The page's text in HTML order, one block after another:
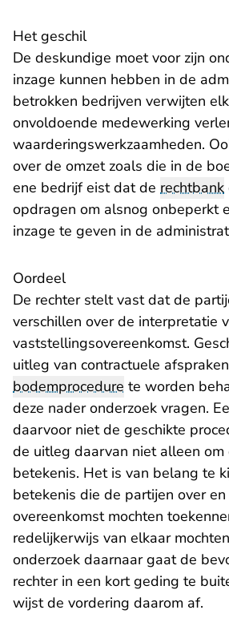
​Het geschil
De deskundige moet voor zijn
inzage kunnen hebben in de
betrokken bedrijven verwijten
onvoldoende medewerking
waarderingswerkzaamheden.
over de omzet zoals die in de
ene bedrijf eist dat de rechtbank
opdragen om alsnog onbeperkt
inzage te geven in de
Oordeel
De rechter stelt vast dat de
verschillen over de interpretatie
vaststellingsovereenkomst.
uitleg van contractuele
bodemprocedure te worden
deze nader onderzoek vragen.
daarvoor niet de geschikte
de uitleg daarvan niet alleen
betekenis. Het is van belang te
betekenis die de partijen over
overeenkomst mochten
redelijkerwijs van elkaar
onderzoek daarnaar gaat de
rechter in een kort geding te
wijst de vordering daarom af.